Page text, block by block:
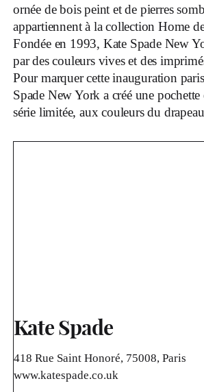
ornée de bois peint et de pierres
appartiennent à la collection Home
Fondée en 1993, Kate Spade New
par des couleurs vives et des
Pour marquer cette inauguration
Spade New York a créé une
série limitée, aux couleurs du
Kate Spade
418 Rue Saint Honoré, 75008, Paris
www.katespade.co.uk